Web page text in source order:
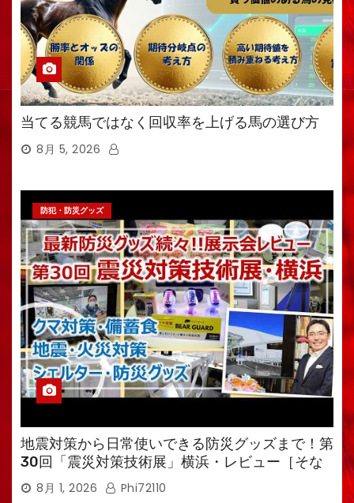
当てる競馬ではなく回収率を上げる馬の選び方
8月 5, 2026
防犯・防災グッズ
地震対策から日常使いできる防災グッズまで！第
30回「震災対策技術展」横浜・レビュー［そな
えるTV・高荷智也］
8月 1, 2026 Phi72110